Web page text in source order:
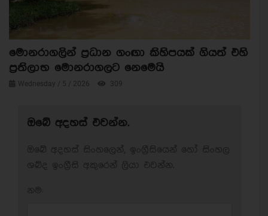
මොනරාගලින් ප්‍රධාන ගංඟා කිහිපයක් ගියත් එහි
ප්‍රතිලාභ මොනරාගලට නෙමෙයි
Wednesday / 5 / 2026 309
ඔබේ අදහස් එවන්න.